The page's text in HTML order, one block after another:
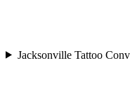
Jacksonville Tattoo